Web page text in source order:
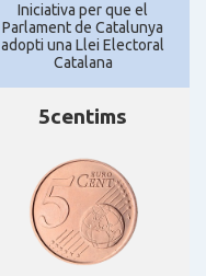
Iniciativa per que el
Parlament de Catalunya
adopti una Llei Electoral
Catalana
5centims